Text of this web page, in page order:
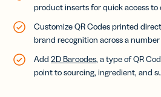
product inserts for quick access to
Customize QR Codes printed
brand recognition across a
Add 2D Barcodes, a type of QR
point to sourcing, ingredient, and